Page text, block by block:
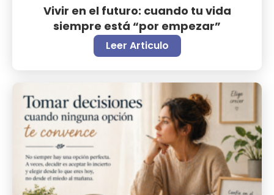
Vivir en el futuro: cuando tu vida
siempre está “por empezar”
Leer Articulo